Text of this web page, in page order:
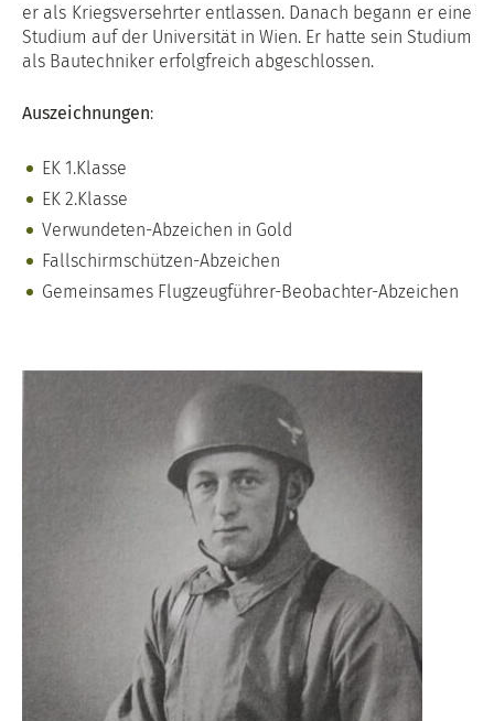
er als Kriegsversehrter entlassen. Danach begann er eine
Studium auf der Universität in Wien. Er hatte sein Studium
als Bautechniker erfolgfreich abgeschlossen.
Auszeichnungen:
EK 1.Klasse
EK 2.Klasse
Verwundeten-Abzeichen in Gold
Fallschirmschützen-Abzeichen
Gemeinsames Flugzeugführer-Beobachter-Abzeichen